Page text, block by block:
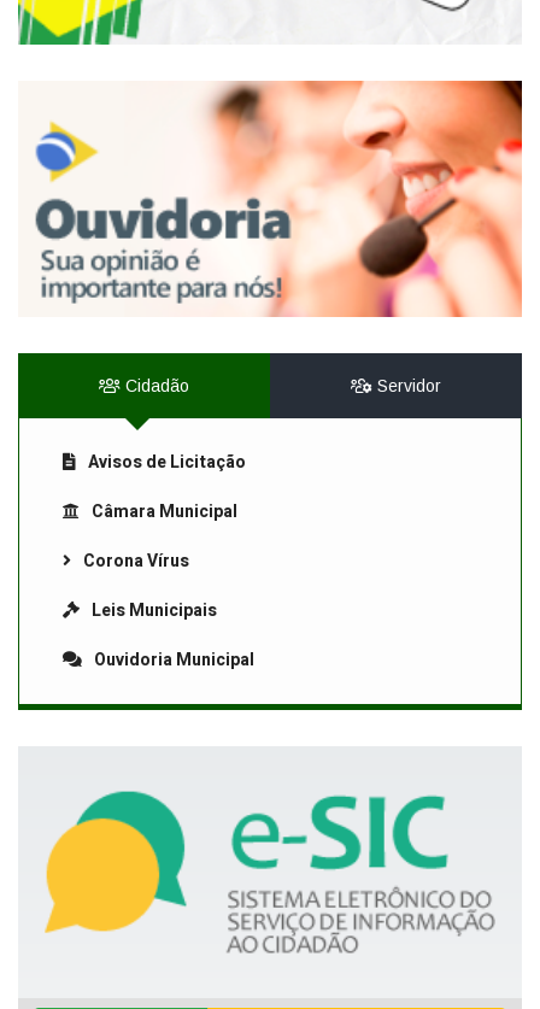
Cidadão Servidor
Avisos de Licitação
Câmara Municipal
Corona Vírus
Leis Municipais
Ouvidoria Municipal